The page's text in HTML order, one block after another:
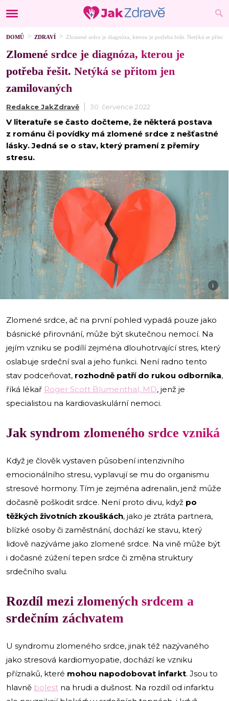
DOMŮ ZDRAVÍ Zlomené srdce je diagnóza, kterou je potřeba řešit. Netýká se
Zlomené srdce je diagnóza, kterou je
potřeba řešit. Netýká se přitom jen
zamilovaných
Redakce JakZdravě 30. července 2022
V literatuře se často dočteme, že některá postava
z románu či povídky má zlomené srdce z nešťastné
lásky. Jedná se o stav, který pramení z přemíry
stresu.
i
Zlomené srdce, ač na první pohled vypadá pouze jako
básnické přirovnání, může být skutečnou nemocí. Na
jejím vzniku se podílí zejména dlouhotrvající stres, který
oslabuje srdeční sval a jeho funkci. Není radno tento
stav podceňovat, rozhodně patří do rukou odborníka,
říká lékař Roger Scott Blumenthal, MD, jenž je
specialistou na kardiovaskulární nemoci.
Jak syndrom zlomeného srdce vzniká
Když je člověk vystaven působení intenzivního
emocionálního stresu, vyplavují se mu do organismu
stresové hormony. Tím je zejména adrenalin, jenž může
dočasně poškodit srdce. Není proto divu, když po
těžkých životních zkouškách, jako je ztráta partnera,
blízké osoby či zaměstnání, dochází ke stavu, který
lidově nazýváme jako zlomené srdce. Na vině může být
i dočasné zúžení tepen srdce či změna struktury
srdečního svalu.
Rozdíl mezi zlomených srdcem a
srdečním záchvatem
U syndromu zlomeného srdce, jinak též nazývaného
jako stresová kardiomyopatie, dochází ke vzniku
příznaků, které mohou napodobovat infarkt. Jsou to
hlavně bolest na hrudi a dušnost. Na rozdíl od infarktu